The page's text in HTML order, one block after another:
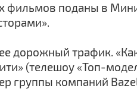
фильмов поданы в
дорожный трафик.
(телешоу «Топ-
группы компаний